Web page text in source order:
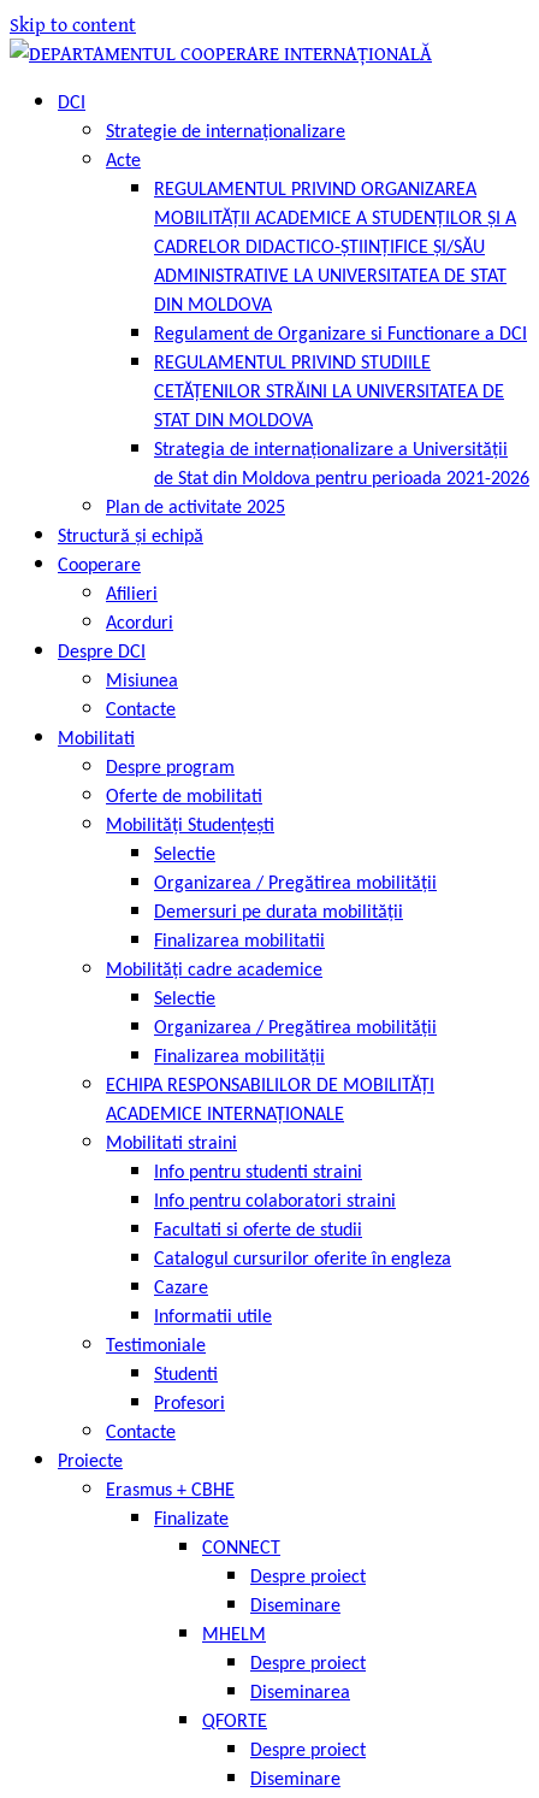
Skip to content
DCI
Strategie de internaționalizare
Acte
REGULAMENTUL PRIVIND ORGANIZAREA
MOBILITĂȚII ACADEMICE A STUDENȚILOR ȘI A
CADRELOR DIDACTICO-ȘTIINȚIFICE ȘI/SĂU
ADMINISTRATIVE LA UNIVERSITATEA DE STAT
DIN MOLDOVA
Regulament de Organizare si Functionare a DCI
REGULAMENTUL PRIVIND STUDIILE
CETĂȚENILOR STRĂINI LA UNIVERSITATEA DE
STAT DIN MOLDOVA
Strategia de internaționalizare a Universității
de Stat din Moldova pentru perioada 2021-2026
Plan de activitate 2025
Structură și echipă
Cooperare
Afilieri
Acorduri
Despre DCI
Misiunea
Contacte
Mobilitati
Despre program
Oferte de mobilitati
Mobilități Studențești
Selectie
Organizarea / Pregătirea mobilității
Demersuri pe durata mobilității
Finalizarea mobilitatii
Mobilități cadre academice
Selectie
Organizarea / Pregătirea mobilității
Finalizarea mobilității
ECHIPA RESPONSABILILOR DE MOBILITĂȚI
ACADEMICE INTERNAȚIONALE
Mobilitati straini
Info pentru studenti straini
Info pentru colaboratori straini
Facultati si oferte de studii
Catalogul cursurilor oferite în engleza
Cazare
Informatii utile
Testimoniale
Studenti
Profesori
Contacte
Proiecte
Erasmus + CBHE
Finalizate
CONNECT
Despre proiect
Diseminare
MHELM
Despre proiect
Diseminarea
QFORTE
Despre proiect
Diseminare